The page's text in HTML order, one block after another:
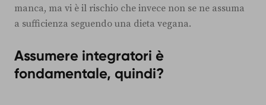
manca, ma vi è il rischio che invece non se ne assuma
a sufficienza seguendo una dieta vegana.
Assumere integratori è
fondamentale, quindi?